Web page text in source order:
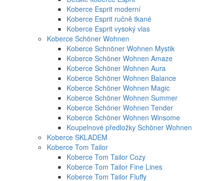
Koberce Esprit moderní
Koberce Esprit ručně tkané
Koberce Esprit vysoký vlas
Koberce Schöner Wohnen
Koberce Schnöner Wohnen Mystik
Koberce Schöner Wohnen Amaze
Koberce Schöner Wohnen Aura
Koberce Schöner Wohnen Balance
Koberce Schöner Wohnen Magic
Koberce Schöner Wohnen Summer
Koberce Schöner Wohnen Tender
Koberce Schöner Wohnen Winsome
Koupelnové předložky Schöner Wohnen
Koberce SKLADEM
Koberce Tom Tailor
Koberce Tom Tailor Cozy
Koberce Tom Tailor Fine Lines
Koberce Tom Tailor Fluffy